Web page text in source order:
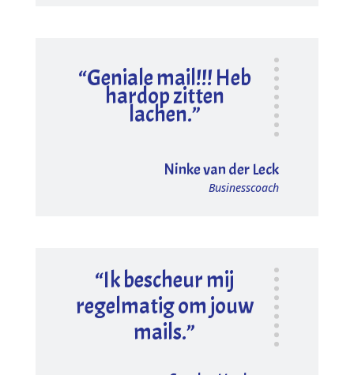
“Geniale mail!!! Heb
hardop zitten
lachen.”
Ninke van der Leck
Businesscoach
“Ik bescheur mij
regelmatig om jouw
mails.”